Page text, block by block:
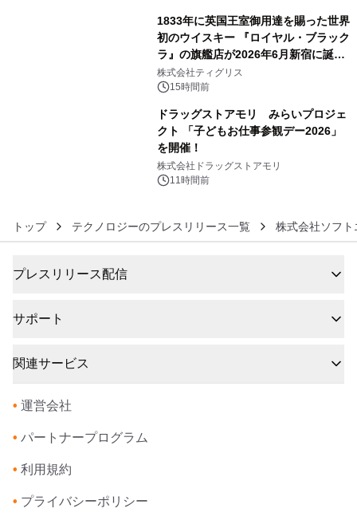
1833年に英国王室御用達を賜った世界
初のウイスキー 『ロイヤル・ブラック
ラ』の旗艦店が2026年6月新宿に誕
生 バカルディ ジャパンと連携した
没入型バー「BAR Arca」
株式会社ティグリス
15時間前
ドラッグストアモリ みらいプロジェ
クト 「子どもお仕事参観デー2026」
を開催！
株式会社ドラッグストアモリ
11時間前
トップ テクノロジーのプレスリリース一覧 株式会社ソフ
プレスリリース配信
サポート
関連サービス
• 運営会社
• パートナープログラム
• 利用規約
• プライバシーポリシー